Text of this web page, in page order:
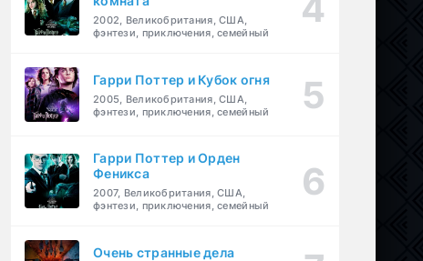
2002, Великобритания, США,
фэнтези, приключения, семейный
Гарри Поттер и Кубок огня
2005, Великобритания, США,
фэнтези, приключения, семейный
Гарри Поттер и Орден
Феникса
2007, Великобритания, США,
фэнтези, приключения, семейный
Очень странные дела